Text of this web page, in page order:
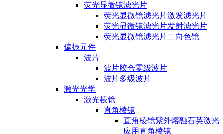
荧光显微镜滤光片
荧光显微镜滤光片激发滤光片
荧光显微镜滤光片发射滤光片
荧光显微镜滤光片二向色镜
偏振元件
波片
波片胶合零级波片
波片多级波片
激光光学
激光棱镜
直角棱镜
直角棱镜紫外熔融石英激光
应用直角棱镜